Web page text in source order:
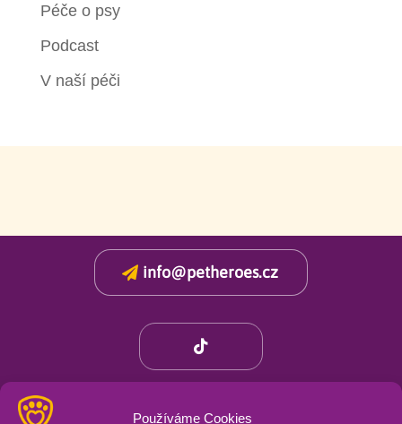
Používáme Cookies
Péče o psy
Podcast
V naší péči
info@petheroes.cz
